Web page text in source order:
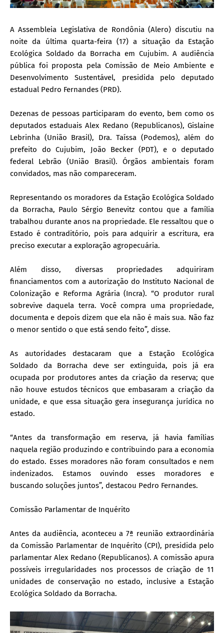
A Assembleia Legislativa de Rondônia (Alero) discutiu na
noite da última quarta-feira (17) a situação da Estação
Ecológica Soldado da Borracha em Cujubim. A audiência
pública foi proposta pela Comissão de Meio Ambiente e
Desenvolvimento Sustentável, presidida pelo deputado
estadual Pedro Fernandes (PRD).
Dezenas de pessoas participaram do evento, bem como os
deputados estaduais Alex Redano (Republicanos), Gislaine
Lebrinha (União Brasil), Dra. Taíssa (Podemos), além do
prefeito do Cujubim, João Becker (PDT), e o deputado
federal Lebrão (União Brasil). Órgãos ambientais foram
convidados, mas não compareceram.
Representando os moradores da Estação Ecológica Soldado
da Borracha, Paulo Sérgio Benevitz contou que a família
trabalhou durante anos na propriedade. Ele ressaltou que o
Estado é contraditório, pois para adquirir a escritura, era
preciso executar a exploração agropecuária.
Além disso, diversas propriedades adquiriram
financiamentos com a autorização do Instituto Nacional de
Colonização e Reforma Agrária (Incra). “O produtor rural
sobrevive daquela terra. Você compra uma propriedade,
documenta e depois dizem que ela não é mais sua. Não faz
o menor sentido o que está sendo feito”, disse.
As autoridades destacaram que a Estação Ecológica
Soldado da Borracha deve ser extinguida, pois já era
ocupada por produtores antes da criação da reserva; que
não houve estudos técnicos que embasaram a criação da
unidade, e que essa situação gera insegurança jurídica no
estado.
“Antes da transformação em reserva, já havia famílias
naquela região produzindo e contribuindo para a economia
do estado. Esses moradores não foram consultados e nem
indenizados. Estamos ouvindo esses moradores e
buscando soluções juntos”, destacou Pedro Fernandes.
Comissão Parlamentar de Inquérito
Antes da audiência, aconteceu a 7ª reunião extraordinária
da Comissão Parlamentar de Inquérito (CPI), presidida pelo
parlamentar Alex Redano (Republicanos). A comissão apura
possíveis irregularidades nos processos de criação de 11
unidades de conservação no estado, inclusive a Estação
Ecológica Soldado da Borracha.